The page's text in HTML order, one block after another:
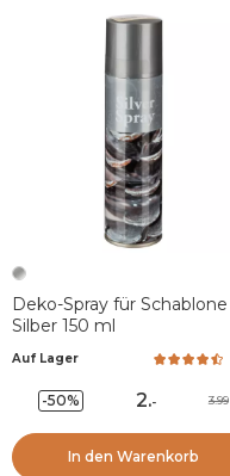
Deko-Spray für Schablone
Silber 150 ml
Auf Lager
-50% 2.- 3.99
In den Warenkorb